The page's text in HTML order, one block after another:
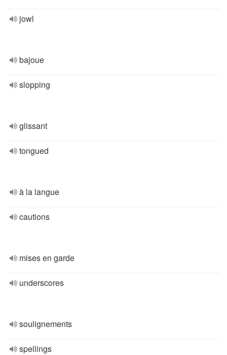
jowl
bajoue
slopping
glissant
tongued
à la langue
cautions
mises en garde
underscores
soulignements
spellings